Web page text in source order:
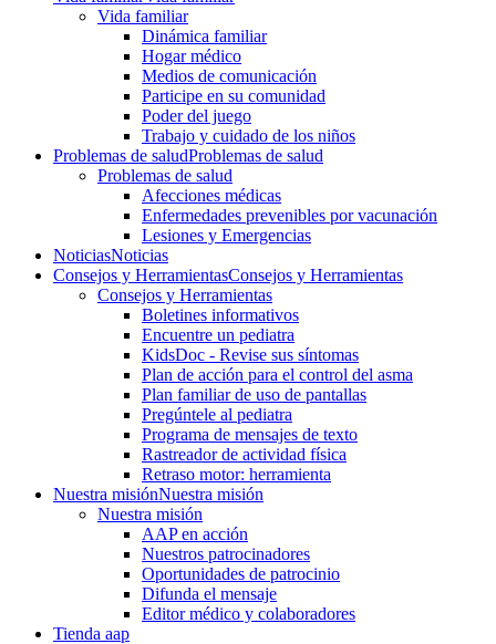
Vida familiar
Dinámica familiar
Hogar médico
Medios de comunicación
Participe en su comunidad
Poder del juego
Trabajo y cuidado de los niños
Problemas de saludProblemas de salud
Problemas de salud
Afecciones médicas
Enfermedades prevenibles por vacunación
Lesiones y Emergencias
NoticiasNoticias
Consejos y HerramientasConsejos y Herramientas
Consejos y Herramientas
Boletines informativos
Encuentre un pediatra
KidsDoc - Revise sus síntomas
Plan de acción para el control del asma
Plan familiar de uso de pantallas
Pregúntele al pediatra
Programa de mensajes de texto
Rastre​​ador de activida​d física
Retraso motor: herramienta
Nuestra misiónNuestra misión
Nuestra misión
AAP en acción
Nuestros patrocinadores
Oportunidades de patrocinio
Difunda el mensaje
Editor médico y colaboradores
Tienda aap